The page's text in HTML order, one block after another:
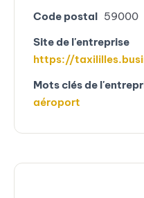
Code postal 59000
Site de l'entreprise
https://
Mots clés de
aéroport